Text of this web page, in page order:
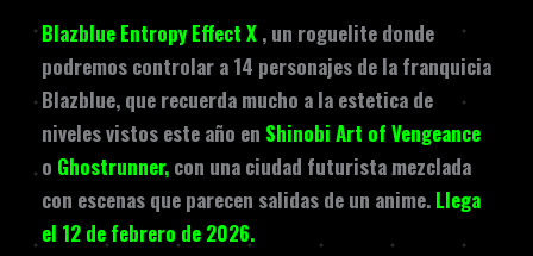
Blazblue Entropy Effect X , un roguelite donde
podremos controlar a 14 personajes de la franquicia
Blazblue, que recuerda mucho a la estetica de
niveles vistos este año en Shinobi Art of Vengeance
o Ghostrunner, con una ciudad futurista mezclada
con escenas que parecen salidas de un anime. Llega
el 12 de febrero de 2026.